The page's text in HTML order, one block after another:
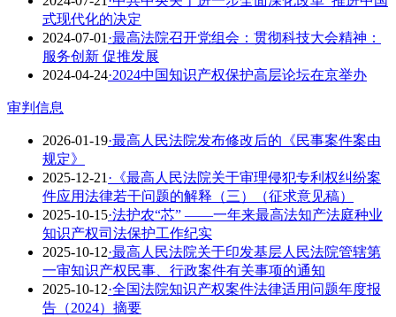
式现代化的决定
2024-07-01 ·最高法院召开党组会：贯彻科技大会精神：
服务创新 促推发展
2024-04-24·2024中国知识产权保护高层论坛在京举办
审判信息
2026-01-19·最高人民法院发布修改后的《民事案件案由
规定》
2025-12-21 ·《最高人民法院关于审理侵犯专利权纠纷案
件应用法律若干问题的解释（三）（征求意见稿）
2025-10-15·法护农“芯” ——一年来最高法知产法庭种业
知识产权司法保护工作纪实
2025-10-12·​最高人民法院关于印发基层人民法院管辖第
一审知识产权民事、行政案件有关事项的通知
2025-10-12·全国法院知识产权案件法律适用问题年度报
告（2024）摘要